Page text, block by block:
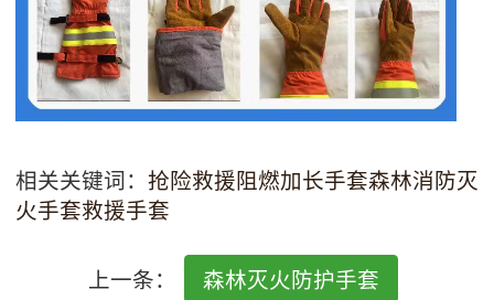
相关关键词： 抢险救援阻燃加长手套森林消防灭
火手套救援手套
上一条：
森林灭火防护手套